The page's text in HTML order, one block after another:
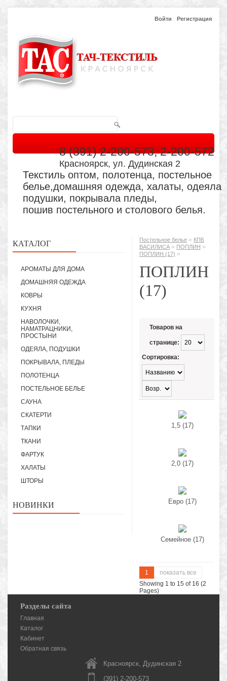
Войти Регистрация
8 (391) 2-200-573, 2-200-572
Красноярск, ул. Дудинская 2
Текстиль оптом, полотенца, постельное
белье,домашняя одежда, халаты, одеяла
подушки, покрывала пледы,
пошив постельного и столового белья.
КАТАЛОГ
АРОМАТЫ ДЛЯ ДОМА
ДОМАШНЯЯ ОДЕЖДА
КОВРЫ
КУХНЯ
НАВОЛОЧКИ,
НАМАТРАЦНИКИ,
ПРОСТЫНИ
ОДЕЯЛА, ПОДУШКИ
ПОКРЫВАЛА, ПЛЕДЫ
ПОЛОТЕНЦА
ПОСТЕЛЬНОЕ БЕЛЬЕ
САУНА
СКАТЕРТИ
ТАПКИ
ТКАНИ
ФАРТУК
ХАЛАТЫ
ШТОРЫ
НОВИНКИ
Постельное белье » КПБ
ВАСИЛИСА » ПОПЛИН »
ПОПЛИН (17) »
ПОПЛИН
(17)
Товаров на
странице:
Сортировка:
1,5 (17)
2,0 (17)
Евро (17)
Семейное (17)
1
показать все
Showing 1 to 15 of 16 (2
Pages)
Разделы сайта
Главная
Каталог
Кабинет
Обратная связь
Красноярск, Дудинская 2
(391) 2-200-573